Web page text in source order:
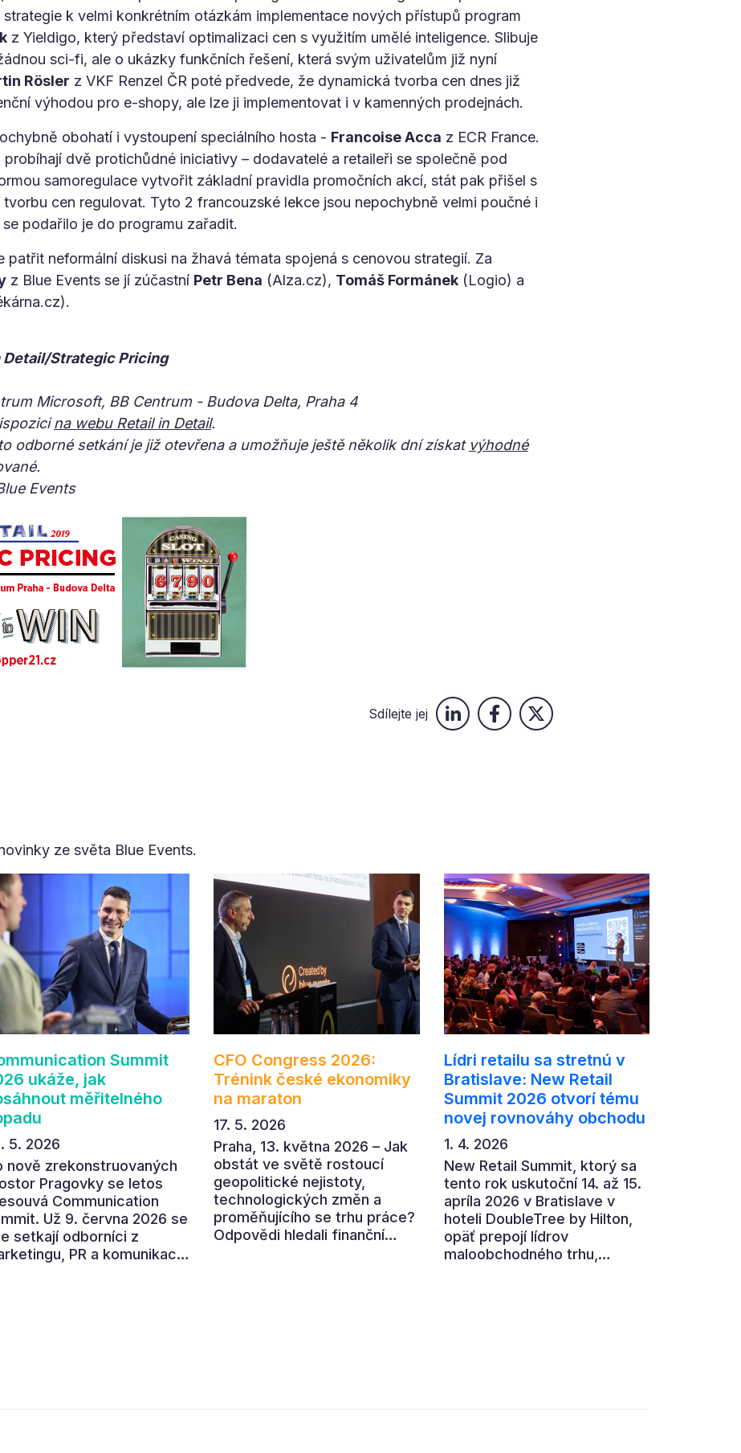
k velmi konkrétním otázkám implementace nových přístupů program
z Yieldigo, který představí optimalizaci cen s využitím umělé inteligence. Slibuje
sci-fi, ale o ukázky funkčních řešení, která svým uživatelům již nyní
Rösler z VKF Renzel ČR poté předvede, že dynamická tvorba cen dnes již
výhodou pro e-shopy, ale lze ji implementovat i v kamenných prodejnách.
obohatí i vystoupení speciálního hosta - Francoise Acca z ECR France.
dvě protichůdné iniciativy – dodavatelé a retaileři se společně pod
samoregulace vytvořit základní pravidla promočních akcí, stát pak přišel s
tvorbu cen regulovat. Tyto 2 francouzské lekce jsou nepochybně velmi poučné i
podařilo je do programu zařadit.
patřit neformální diskusi na žhavá témata spojená s cenovou strategií. Za
z Blue Events se jí zúčastní Petr Bena (Alza.cz), Tomáš Formánek (Logio) a
Detail/Strategic Pricing
Microsoft, BB Centrum - Budova Delta, Praha 4
na webu Retail in Detail.
odborné setkání je již otevřena a umožňuje ještě několik dní získat výhodné
Events
Sdílejte jej
ze světa Blue Events.
Summit
ukáže, jak
měřitelného
5. 2026
nově zrekonstruovaných
Pragovky se letos
Communication
Už 9. června 2026 se
setkají odborníci z
PR a komunikace,
CFO Congress 2026:
Trénink české ekonomiky
na maraton
17. 5. 2026
Praha, 13. května 2026 – Jak
obstát ve světě rostoucí
geopolitické nejistoty,
technologických změn a
proměňujícího se trhu práce?
Odpovědi hledali finanční
Lídri retailu sa stretnú v
Bratislave: New Retail
Summit 2026 otvorí tému
novej rovnováhy obchodu
1. 4. 2026
New Retail Summit, ktorý sa
tento rok uskutoční 14. až 15.
apríla 2026 v Bratislave v
hoteli DoubleTree by Hilton,
opäť prepojí lídrov
maloobchodného trhu,